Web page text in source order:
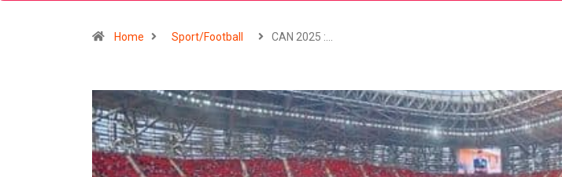
Home Sport/Football CAN 2025 :…